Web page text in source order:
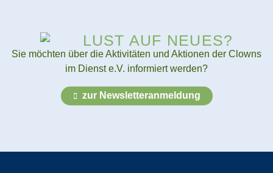
LUST AUF NEUES?
Sie möchten über die Aktivitäten und Aktionen der Clowns
im Dienst e.V. informiert werden?
zur Newsletteranmeldung